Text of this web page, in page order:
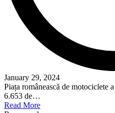
January 29, 2024
Piața românească de motociclete
6.653 de…
Read More